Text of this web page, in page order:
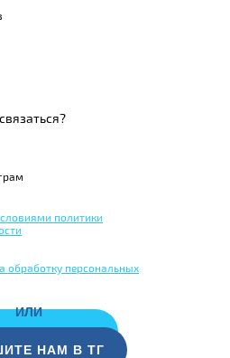
политики
обработку персональных
ЗВОНОК
НАМ В ТГ
ИЛИ